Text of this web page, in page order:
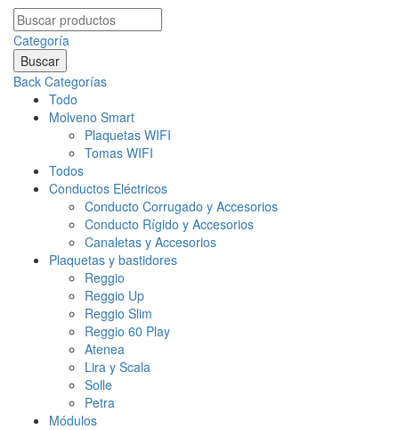
Search
for:
Categoría
Buscar
Back Categorías
Todo
Molveno Smart
Plaquetas WIFI
Tomas WIFI
Todos
Conductos Eléctricos
Conducto Corrugado y Accesorios
Conducto Rígido y Accesorios
Canaletas y Accesorios
Plaquetas y bastidores
Reggio
Reggio Up
Reggio Slim
Reggio 60 Play
Atenea
Lira y Scala
Solle
Petra
Módulos